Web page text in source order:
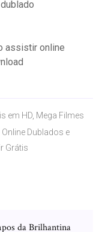
assistir online
em HD, Mega Filmes
Dublados e
Grátis
da Brilhantina